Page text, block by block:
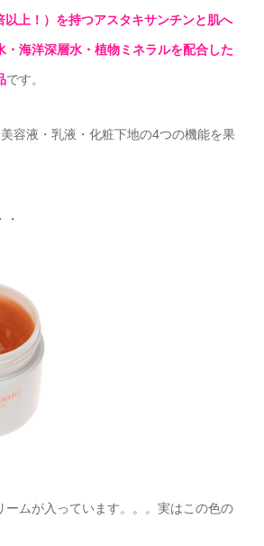
以上！）を持つアスタキサンチンと肌へ
・海洋深層水・植物ミネラルを配合した
です。
容液・乳液・化粧下地の4つの機能を果
ームが入っています。。。実はこの色の